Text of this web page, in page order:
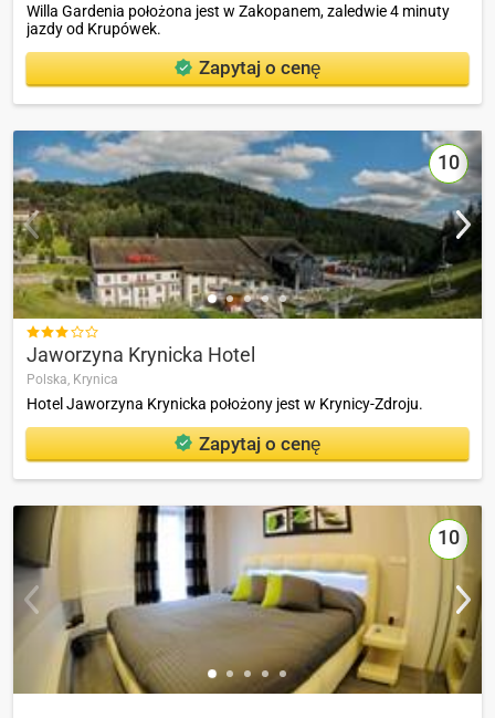
Willa Gardenia położona jest w Zakopanem, zaledwie 4 minuty
jazdy od Krupówek.
Zapytaj o cenę
10

Jaworzyna Krynicka Hotel
Polska, Krynica
Hotel Jaworzyna Krynicka położony jest w Krynicy-Zdroju.
Zapytaj o cenę
10